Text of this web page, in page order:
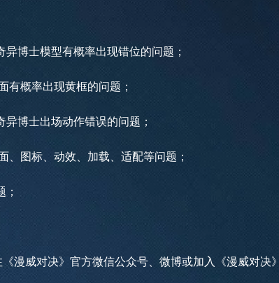
异博士模型有概率出现错位的问题；
概率出现黄框的问题；
异博士出场动作错误的问题；
图标、动效、加载、适配等问题；
威对决》官方微信公众号、微博或加入《漫威对决》